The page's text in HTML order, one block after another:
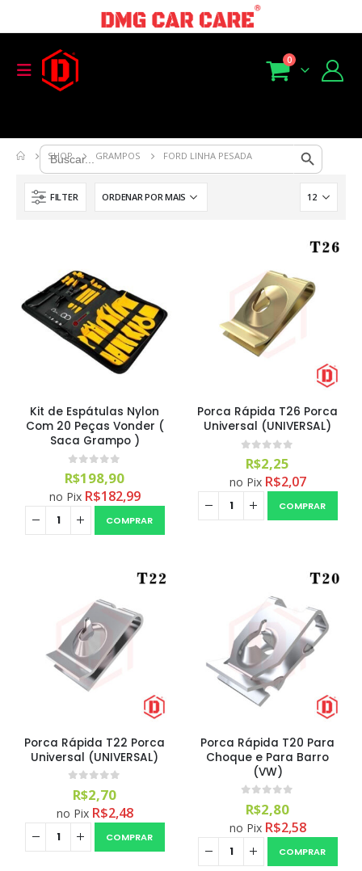
Search
for:
Search Button
0
SHOP GRAMPOS FORD LINHA PESADA
FILTER
Kit de Espátulas Nylon
Com 20 Peças Vonder (
Saca Grampo )
R$198,90
no Pix R$182,99
COMPRAR
Porca Rápida T26 Porca
Universal (UNIVERSAL)
R$2,25
no Pix R$2,07
COMPRAR
Porca Rápida T22 Porca
Universal (UNIVERSAL)
R$2,70
no Pix R$2,48
COMPRAR
Porca Rápida T20 Para
Choque e Para Barro
(VW)
R$2,80
no Pix R$2,58
COMPRAR